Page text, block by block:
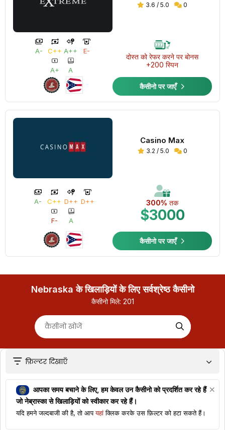
3.6 / 5.0 0
दोस्त को रेफर करने पर बोनस
+200 स्पिन
A- C++ A++ E-
A+ A
कैसीनो पर जाएँ
Casino Max
3.2 / 5.0 0
300% तक
$3000
A- C++ D++ D++
F- A
कैसीनो पर जाएँ
Nebraska के खिलाड़ियों के लिए सर्वश्रेष्ठ कैसीनो
कैसीनो मिले: 201
फ़िल्टर दिखाएँ
आपका समय बचाने के लिए, हम केवल उन कैसीनो को प्रदर्शित कर रहे हैं
जोनेब्रास्कासे खिलाड़ियों को स्वीकार कर रहे हैं।
यदि हमने जल्दबाजी की है, तो आपयहांक्लिक करके उस फ़िल्टर को हटा सकते हैं।